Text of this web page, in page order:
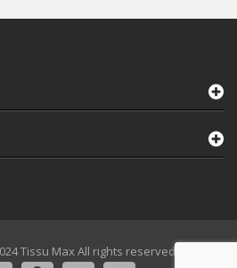
Tissu Max All rights reserved.